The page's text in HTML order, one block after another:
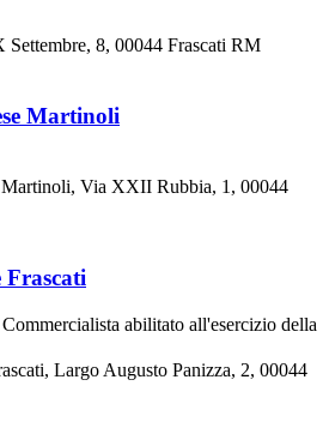
8, 00044 Frascati RM
Martinoli
Martinoli, Via XXII Rubbia, 1, 00044
Frascati
Commercialista abilitato all'esercizio della
Largo Augusto Panizza, 2, 00044